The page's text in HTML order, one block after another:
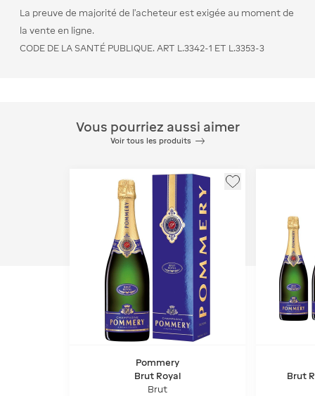
La preuve de majorité de l’acheteur est exigée au moment de
la vente en ligne.
CODE DE LA SANTÉ PUBLIQUE. ART L.3342-1 ET L.3353-3
Vous pourriez aussi aimer
Voir tous les produits
Pommery
Brut Royal
Brut
Brut